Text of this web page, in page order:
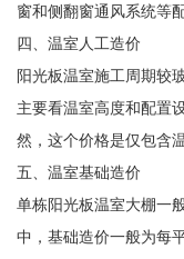
窗和侧翻窗通风系统等
四、温室人工造价
阳光板温室施工周期较
主要看温室高度和配置
然，这个价格是仅包含
五、温室基础造价
单栋阳光板温室大棚一
中，基础造价一般为每